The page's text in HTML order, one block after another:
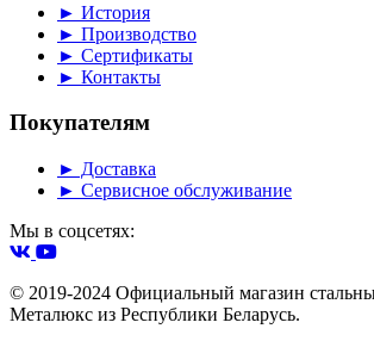
► История
► Производство
► Сертификаты
► Контакты
Покупателям
► Доставка
► Сервисное обслуживание
Мы в соцсетях:
© 2019-2024 Официальный магазин
Металюкс из Республики Беларусь.